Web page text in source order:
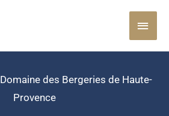
Domaine des Bergeries de Haute-
Provence